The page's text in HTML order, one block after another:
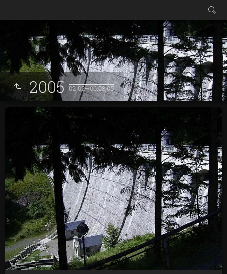
200502.02—06.08.05